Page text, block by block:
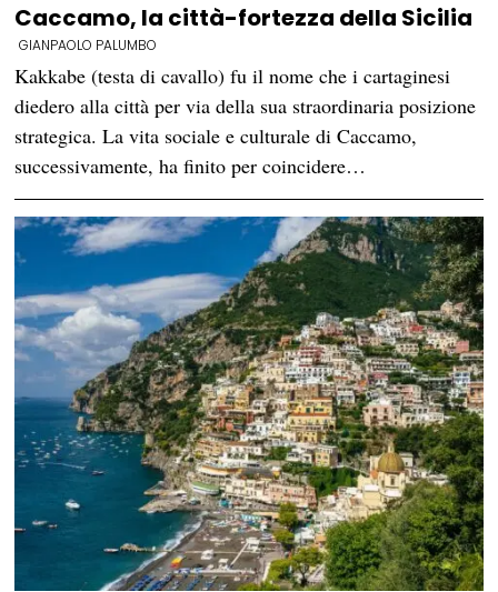
Caccamo, la città-fortezza della Sicilia
GIANPAOLO PALUMBO
Kakkabe (testa di cavallo) fu il nome che i cartaginesi
diedero alla città per via della sua straordinaria posizione
strategica. La vita sociale e culturale di Caccamo,
successivamente, ha finito per coincidere…